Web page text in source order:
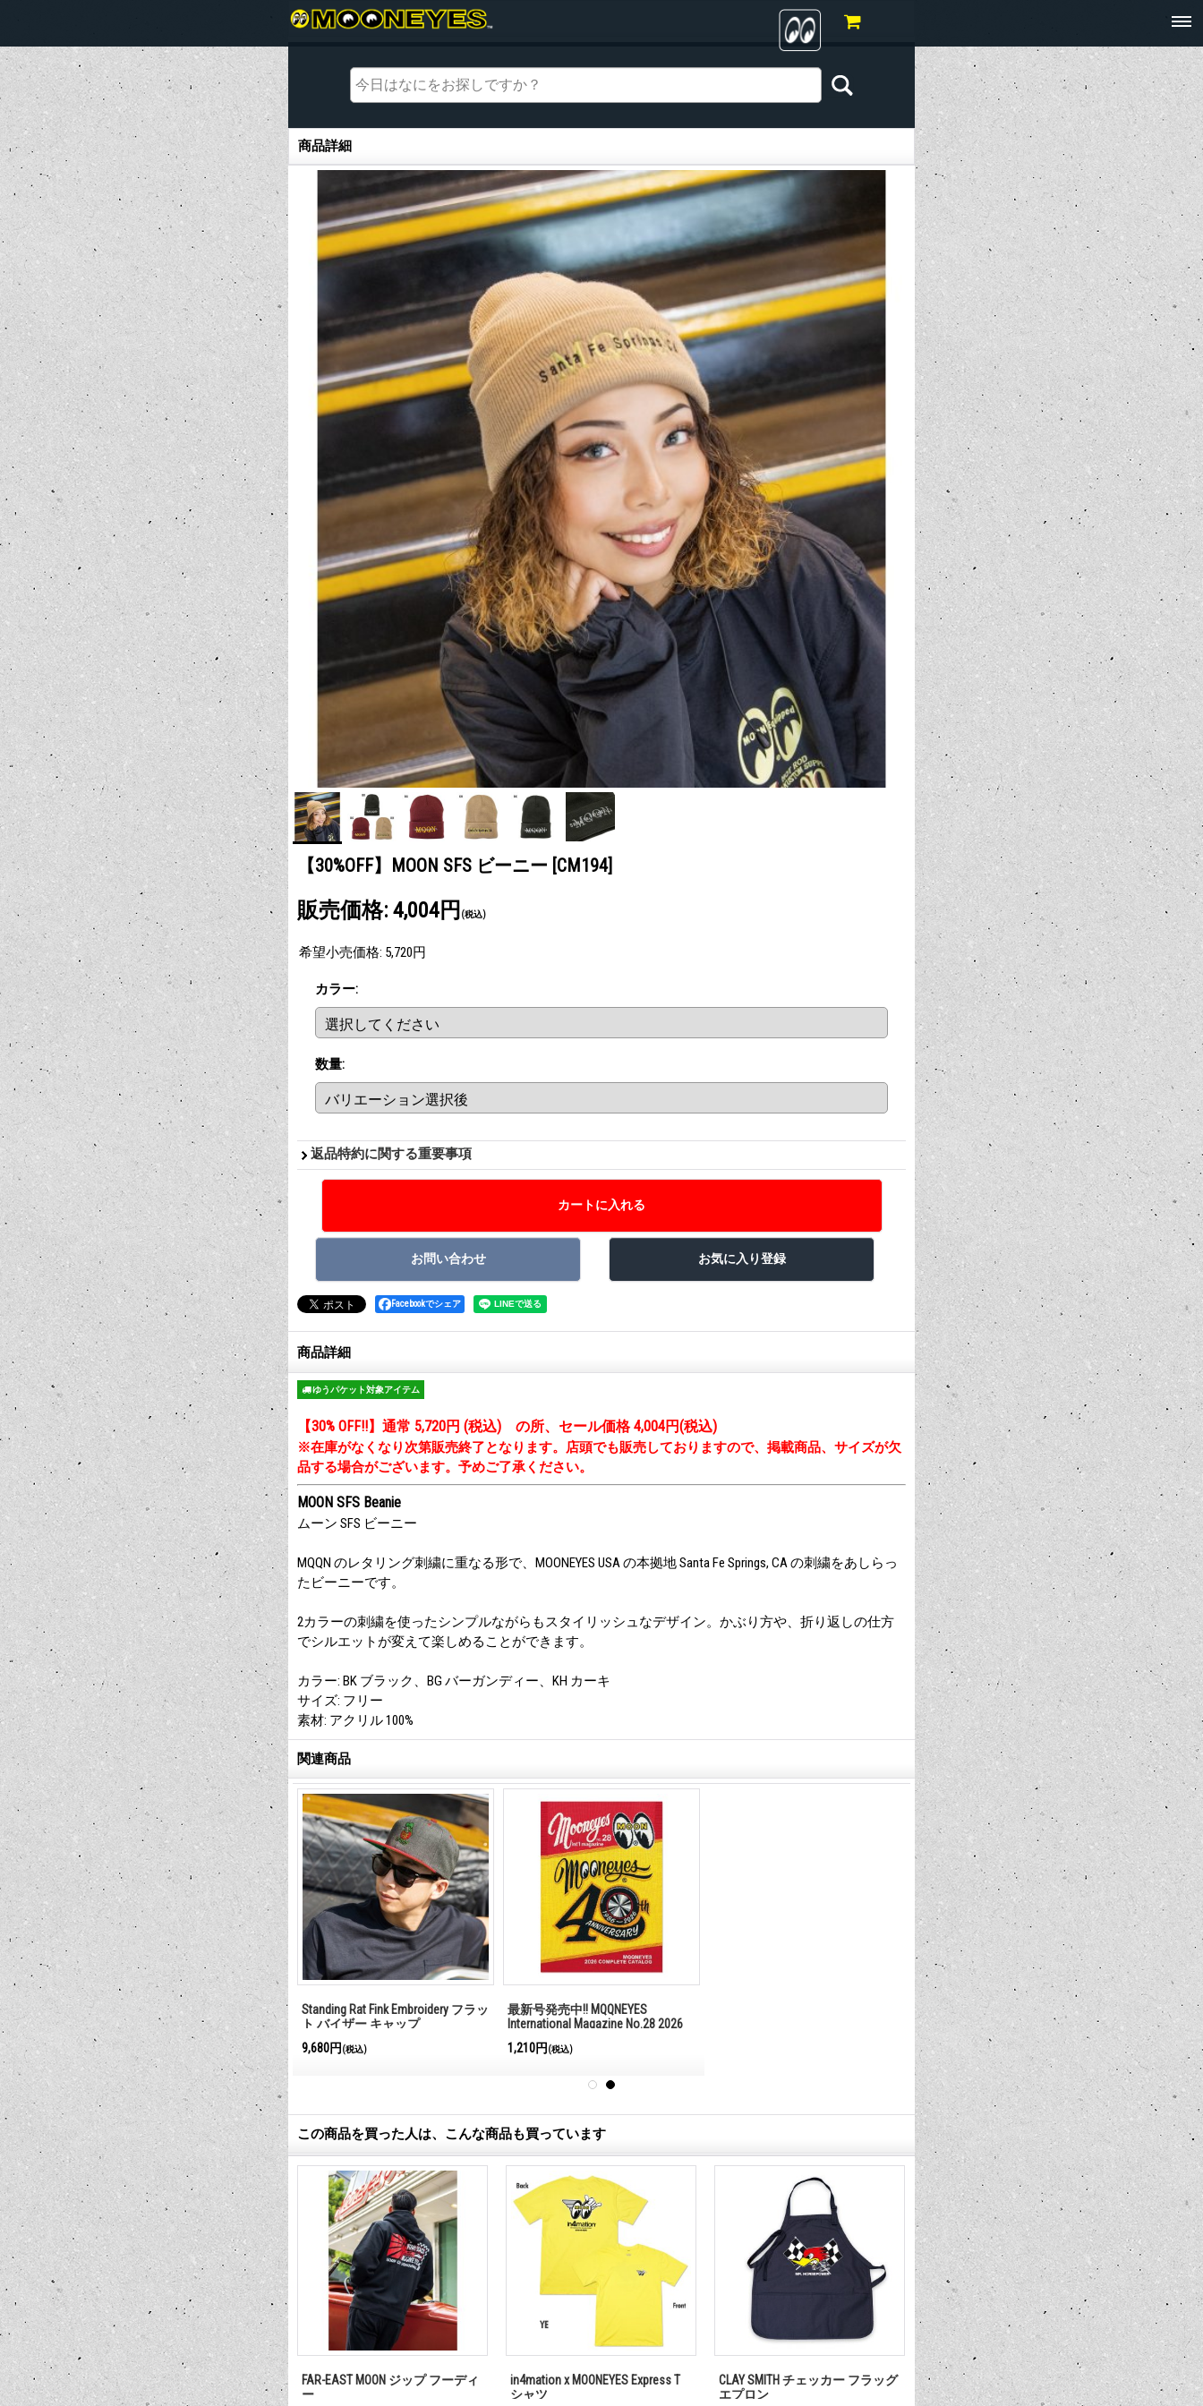
商品詳細
商品詳細
【30%OFF】MOON SFS ビーニー [CM194]
販売価格: 4,004円 (税込)
希望小売価格: 5,720円
カラー:
数量:
返品特約に関する重要事項
Facebookでシェア
商品詳細
ゆうパケット対象アイテム
【30% OFF!!】通常 5,720円 (税込) の所、セール価格 4,004円(税込)
※在庫がなくなり次第販売終了となります。店頭でも販売しておりますので、掲載商品、サイズが欠
品する場合がございます。予めご了承ください。
MOON SFS Beanie
ムーン SFS ビーニー
MQQN のレタリング刺繍に重なる形で、MOONEYES USA の本拠地 Santa Fe Springs, CA の刺繍をあしらっ
たビーニーです。
2カラーの刺繍を使ったシンプルながらもスタイリッシュなデザイン。かぶり方や、折り返しの仕方
でシルエットが変えて楽しめることができます。
カラー: BK ブラック、BG バーガンディー、KH カーキ
サイズ: フリー
素材: アクリル 100%
関連商品
キャップ
MOONEYES リーフ on バイザー キ
ャップ
4,950円 (税込)
Standing Rat Fink Embroidery フラッ
ト バイザー キャップ
9,680円 (税込)
最新号発売中!! MQQNEYES
International Magazine No.28 2026
1,210円 (税込)
この商品を買った人は、こんな商品も買っています
デュロイ HOME DEPOT バケツ
FAR-EAST MOON ジップ フーディ
ー
in4mation x MOONEYES Express T
シャツ
CLAY SMITH チェッカー フラッグ
エプロン
Go! with MOON トラベル ラゲッジ
ベルト
ルト